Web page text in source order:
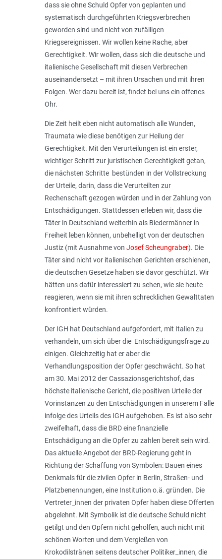
dass sie ohne Schuld Opfer von geplanten und
systematisch durchgeführten Kriegsverbrechen
geworden sind und nicht von zufälligen
Kriegsereignissen. Wir wollen keine Rache, aber
Gerechtigkeit. Wir wollen, dass sich die deutsche und
italienische Gesellschaft mit diesen Verbrechen
auseinandersetzt – mit ihren Ursachen und mit ihren
Folgen. Wer dazu bereit ist, findet bei uns ein offenes
Ohr.
Die Zeit heilt eben nicht automatisch alle Wunden,
Traumata wie diese benötigen zur Heilung der
Gerechtigkeit. Mit den Verurteilungen ist ein erster,
wichtiger Schritt zur juristischen Gerechtigkeit getan,
die nächsten Schritte bestünden in der Vollstreckung
der Urteile, darin, dass die Verurteilten zur
Rechenschaft gezogen würden und in der Zahlung von
Entschädigungen. Stattdessen erleben wir, dass die
Täter in Deutschland weiterhin als Biedermänner in
Freiheit leben können, unbehelligt von der deutschen
Justiz (mit Ausnahme von Josef Scheungraber). Die
Täter sind nicht vor italienischen Gerichten erschienen,
die deutschen Gesetze haben sie davor geschützt. Wir
hätten uns dafür interessiert zu sehen, wie sie heute
reagieren, wenn sie mit ihren schrecklichen Gewalttaten
konfrontiert würden.
Der IGH hat Deutschland aufgefordert, mit Italien zu
verhandeln, um sich über die Entschädigungsfrage zu
einigen. Gleichzeitig hat er aber die
Verhandlungsposition der Opfer geschwächt. So hat
am 30. Mai 2012 der Cassazionsgerichtshof, das
höchste italienische Gericht, die positiven Urteile der
Vorinstanzen zu den Entschädigungen in unserem Falle
infolge des Urteils des IGH aufgehoben. Es ist also sehr
zweifelhaft, dass die BRD eine finanzielle
Entschädigung an die Opfer zu zahlen bereit sein wird.
Das aktuelle Angebot der BRD-Regierung geht in
Richtung der Schaffung von Symbolen: Bauen eines
Denkmals für die zivilen Opfer in Berlin, Straßen- und
Platzbenennungen, eine Institution o.ä. gründen. Die
Vertreter_innen der privaten Opfer haben diese Offerten
abgelehnt. Mit Symbolik ist die deutsche Schuld nicht
getilgt und den Opfern nicht geholfen, auch nicht mit
schönen Worten und dem Vergießen von
Krokodilstränen seitens deutscher Politiker_innen, die